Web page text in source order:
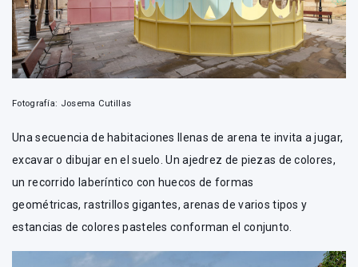
Fotografía: Josema Cutillas
Una secuencia de habitaciones llenas de arena te invita a jugar,
excavar o dibujar en el suelo. Un ajedrez de piezas de colores,
un recorrido laberíntico con huecos de formas
geométricas, rastrillos gigantes, arenas de varios tipos y
estancias de colores pasteles conforman el conjunto.